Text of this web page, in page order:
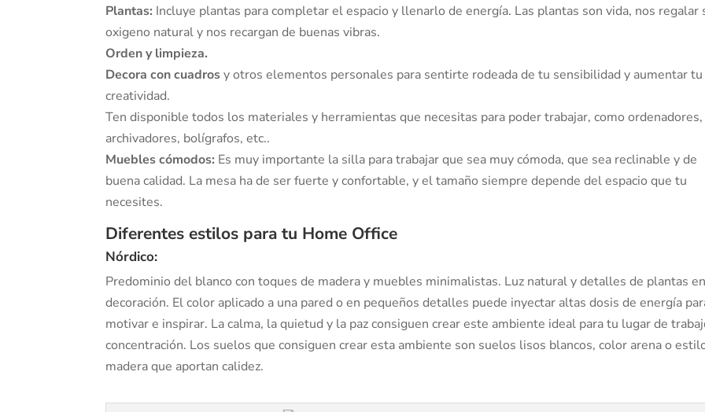
Plantas: Incluye plantas para completar el espacio y llenarlo de energía. Las plantas son vida, nos regalar
oxigeno natural y nos recargan de buenas vibras.
Orden y limpieza.
Decora con cuadrosy otros elementos personales para sentirte rodeada de tu sensibilidad y aumentar tu
creatividad.
Ten disponible todos los materiales y herramientas que necesitas para poder trabajar, como ordenadores,
archivadores, bolígrafos, etc..
Muebles cómodos: Es muy importante la silla para trabajar que sea muy cómoda, que sea reclinable y de
buena calidad. La mesa ha de ser fuerte y confortable, y el tamaño siempre depende del espacio que tu
necesites.
Diferentes estilos para tu Home Office
Nórdico:
Predominio del blanco con toques de madera y muebles minimalistas. Luz natural y detalles de plantas
decoración. El color aplicado a una pared o en pequeños detalles puede inyectar altas dosis de energía
motivar e inspirar. La calma, la quietud y la paz consiguen crear este ambiente ideal para tu lugar de
concentración. Los suelos que consiguen crear esta ambiente son suelos lisos blancos, color arena o
madera que aportan calidez.